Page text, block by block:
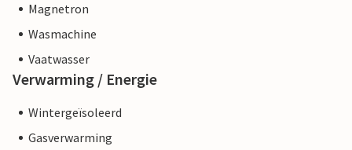
Magnetron
Wasmachine
Vaatwasser
Verwarming / Energie
Wintergeïsoleerd
Gasverwarming